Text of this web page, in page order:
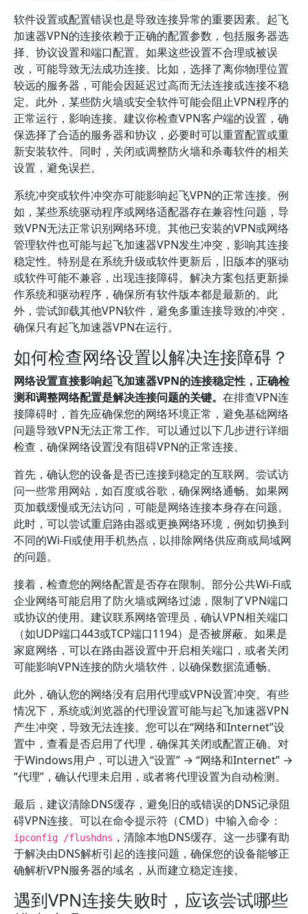
软件设置或配置错误也是导致连接异常的重要因素。起飞
加速器VPN的连接依赖于正确的配置参数，包括服务器选
择、协议设置和端口配置。如果这些设置不合理或被误
改，可能导致无法成功连接。比如，选择了离你物理位置
较远的服务器，可能会因延迟过高而无法连接或连接不稳
定。此外，某些防火墙或安全软件可能会阻止VPN程序的
正常运行，影响连接。建议你检查VPN客户端的设置，确
保选择了合适的服务器和协议，必要时可以重置配置或重
新安装软件。同时，关闭或调整防火墙和杀毒软件的相关
设置，避免误拦。
系统冲突或软件冲突亦可能影响起飞VPN的正常连接。例
如，某些系统驱动程序或网络适配器存在兼容性问题，导
致VPN无法正常识别网络环境。其他已安装的VPN或网络
管理软件也可能与起飞加速器VPN发生冲突，影响其连接
稳定性。特别是在系统升级或软件更新后，旧版本的驱动
或软件可能不兼容，出现连接障碍。解决方案包括更新操
作系统和驱动程序，确保所有软件版本都是最新的。此
外，尝试卸载其他VPN软件，避免多重连接导致的冲突，
确保只有起飞加速器VPN在运行。
如何检查网络设置以解决连接障碍？
网络设置直接影响起飞加速器VPN的连接稳定性，正确检
测和调整网络配置是解决连接问题的关键。 在排查VPN连
接障碍时，首先应确保您的网络环境正常，避免基础网络
问题导致VPN无法正常工作。可以通过以下几步进行详细
检查，确保网络设置没有阻碍VPN的正常连接。
首先，确认您的设备是否已连接到稳定的互联网。尝试访
问一些常用网站，如百度或谷歌，确保网络通畅。如果网
页加载缓慢或无法访问，可能是网络连接本身存在问题。
此时，可以尝试重启路由器或更换网络环境，例如切换到
不同的Wi-Fi或使用手机热点，以排除网络供应商或局域网
的问题。
接着，检查您的网络配置是否存在限制。部分公共Wi-Fi或
企业网络可能启用了防火墙或网络过滤，限制了VPN端口
或协议的使用。建议联系网络管理员，确认VPN相关端口
（如UDP端口443或TCP端口1194）是否被屏蔽。如果是
家庭网络，可以在路由器设置中开启相关端口，或者关闭
可能影响VPN连接的防火墙软件，以确保数据流通畅。
此外，确认您的网络没有启用代理或VPN设置冲突。有些
情况下，系统或浏览器的代理设置可能与起飞加速器VPN
产生冲突，导致无法连接。您可以在“网络和Internet”设
置中，查看是否启用了代理，确保其关闭或配置正确。对
于Windows用户，可以进入“设置” → “网络和Internet” →
“代理”，确认代理未启用，或者将代理设置为自动检测。
最后，建议清除DNS缓存，避免旧的或错误的DNS记录阻
碍VPN连接。可以在命令提示符（CMD）中输入命令：
ipconfig /flushdns ，清除本地DNS缓存。这一步骤有助
于解决由DNS解析引起的连接问题，确保您的设备能够正
确解析VPN服务器的域名，从而建立稳定连接。
遇到VPN连接失败时，应该尝试哪些